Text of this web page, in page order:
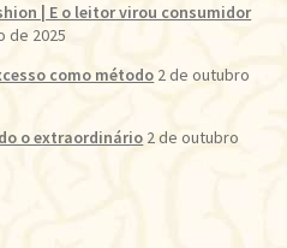
| E o leitor virou consumidor
de 2025
como método 2 de outubro
o extraordinário 2 de outubro